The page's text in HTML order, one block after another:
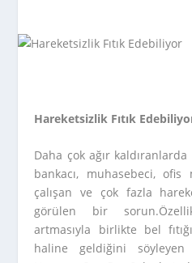
Hareketsizlik Fıtık
Daha çok ağır
bankacı, muhasebeci,
çalışan ve çok fazla
görülen bir
artmasıyla birlikte bel
haline geldiğini